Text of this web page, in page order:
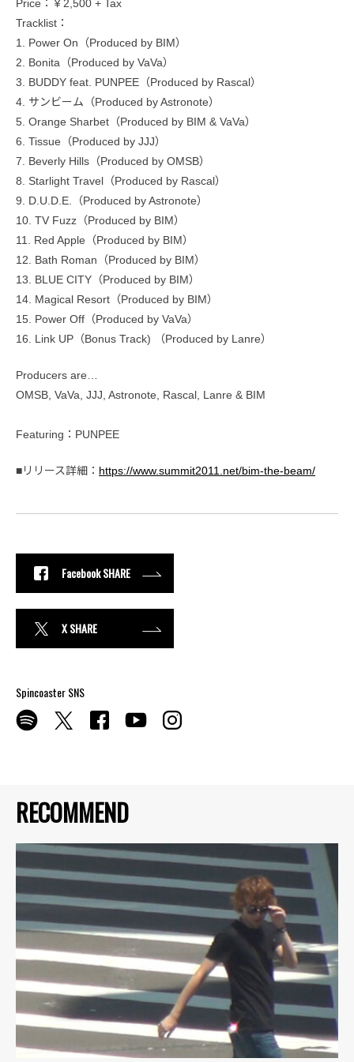
RECOMMEND
Price：￥2,500 + Tax
Tracklist：
1. Power On（Produced by BIM）
2. Bonita（Produced by VaVa）
3. BUDDY feat. PUNPEE（Produced by Rascal）
4. サンビーム（Produced by Astronote）
5. Orange Sharbet（Produced by BIM & VaVa）
6. Tissue（Produced by JJJ）
7. Beverly Hills（Produced by OMSB）
8. Starlight Travel（Produced by Rascal）
9. D.U.D.E.（Produced by Astronote）
10. TV Fuzz（Produced by BIM）
11. Red Apple（Produced by BIM）
12. Bath Roman（Produced by BIM）
13. BLUE CITY（Produced by BIM）
14. Magical Resort（Produced by BIM）
15. Power Off（Produced by VaVa）
16. Link UP（Bonus Track) （Produced by Lanre）
Producers are…‬
‪‬OMSB, VaVa, JJJ, Astronote, Rascal, Lanre & BIM
Featuring‬：‪PUNPEE‬
■リリース詳細： https://www.summit2011.net/bim-the-beam/
Facebook SHARE
X SHARE
Spincoaster SNS